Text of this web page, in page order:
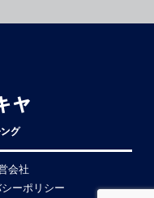
会社
ーポリシー